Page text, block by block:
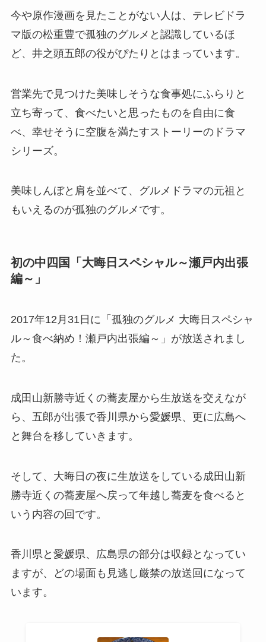
今や原作漫画を見たことがない人は、テレビドラ
マ版の松重豊で孤独のグルメと認識しているほ
ど、井之頭五郎の役がぴたりとはまっています。
営業先で見つけた美味しそうな食事処にふらりと
立ち寄って、食べたいと思ったものを自由に食
べ、幸せそうに空腹を満たすストーリーのドラマ
シリーズ。
美味しんぼと肩を並べて、グルメドラマの元祖と
もいえるのが孤独のグルメです。
初の中四国「大晦日スペシャル～瀬戸内出張
編～」
2017年12月31日に「孤独のグルメ 大晦日スペシャ
ル～食べ納め！瀬戸内出張編～」が放送されまし
た。
成田山新勝寺近くの蕎麦屋から生放送を交えなが
ら、五郎が出張で香川県から愛媛県、更に広島へ
と舞台を移していきます。
そして、大晦日の夜に生放送をしている成田山新
勝寺近くの蕎麦屋へ戻って年越し蕎麦を食べると
いう内容の回です。
香川県と愛媛県、広島県の部分は収録となってい
ますが、どの場面も見逃し厳禁の放送回になって
います。